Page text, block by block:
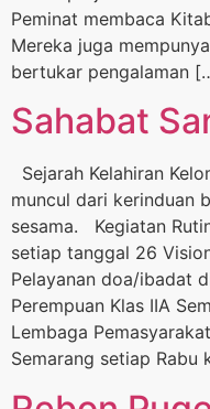
Peminat membaca
Mereka juga
bertukar pengalaman
Sahabat
Sejarah Kelahiran
muncul dari kerinduan
sesama. Kegiatan
setiap tanggal 26
Pelayanan doa/ibadat
Perempuan Klas IIA
Lembaga
Semarang setiap